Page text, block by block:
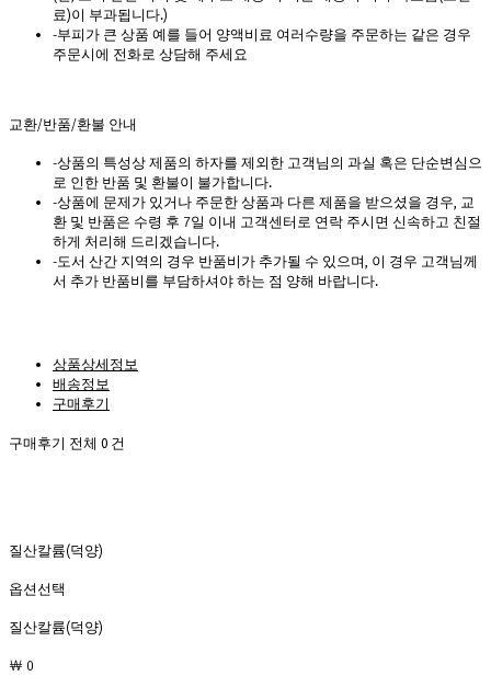
료)이 부과됩니다.)
-부피가 큰 상품 예를 들어 양액비료 여러수량을 주문하는 같은 경우
주문시에 전화로 상담해 주세요
교환/반품/환불 안내
-상품의 특성상 제품의 하자를 제외한 고객님의 과실 혹은 단순변심으
로 인한 반품 및 환불이 불가합니다.
-상품에 문제가 있거나 주문한 상품과 다른 제품을 받으셨을 경우, 교
환 및 반품은 수령 후 7일 이내 고객센터로 연락 주시면 신속하고 친절
하게 처리해 드리겠습니다.
-도서 산간 지역의 경우 반품비가 추가될 수 있으며, 이 경우 고객님께
서 추가 반품비를 부담하셔야 하는 점 양해 바랍니다.
상품상세정보
배송정보
구매후기
구매후기 전체 0 건
질산칼륨(덕양)
옵션선택
질산칼륨(덕양)
￦ 0